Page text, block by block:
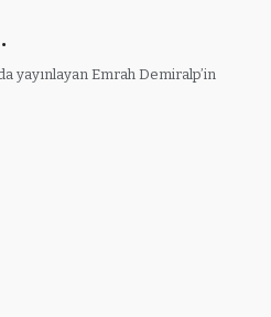
yayınlayan Emrah Demiralp’in